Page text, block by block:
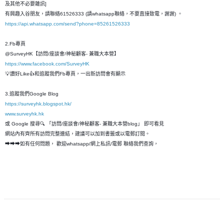
及其他不必要雜訊]
有興趣入谷朋友，請聯絡61526333 (請whatsapp聯絡，不要直接致電，謝謝) 。
https://api.whatsapp.com/send?phone=85261526333
2.Fb專頁
@SurveyHK【訪問/座談會/神秘顧客- 兼職大本營】
https://www.facebook.com/SurveyHK
💡讚好Like👍和追蹤我們Fb專頁，一出新訪問會有顯示
3.追蹤我們Google Blog
https://surveyhk.blogspot.hk/
www.surveyhk.hk
或 Google 搜尋🔍 「訪問/座談會/神秘顧客- 兼職大本營blog」 即可看見
網站內有齊所有訪問完整連結，建議可以加到書籤或以電郵訂閱。
➡➡➡如有任何問題， 歡迎whatsapp/網上私訊/電郵 聯絡我們查詢，